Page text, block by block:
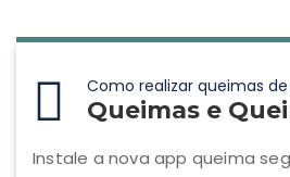
Como realizar queimas
Queimas e
Instale a nova app queima